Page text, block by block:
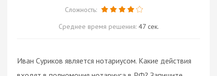
Сложность:
Среднее время решения: 47 сек.
Иван Суриков является нотариусом. Какие действия